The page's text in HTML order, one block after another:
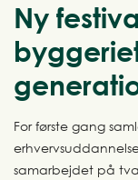
Ny
For første gang
samarbejdet på